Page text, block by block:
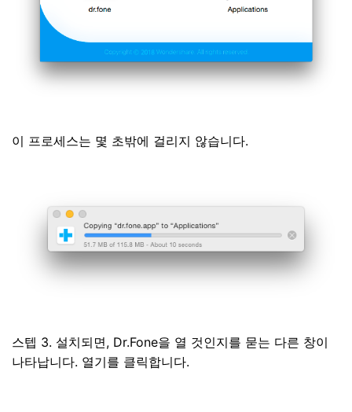
이 프로세스는 몇 초밖에 걸리지 않습니다.
스텝 3. 설치되면, Dr.Fone을 열 것인지를 묻는 다른 창이
나타납니다. 열기를 클릭합니다.